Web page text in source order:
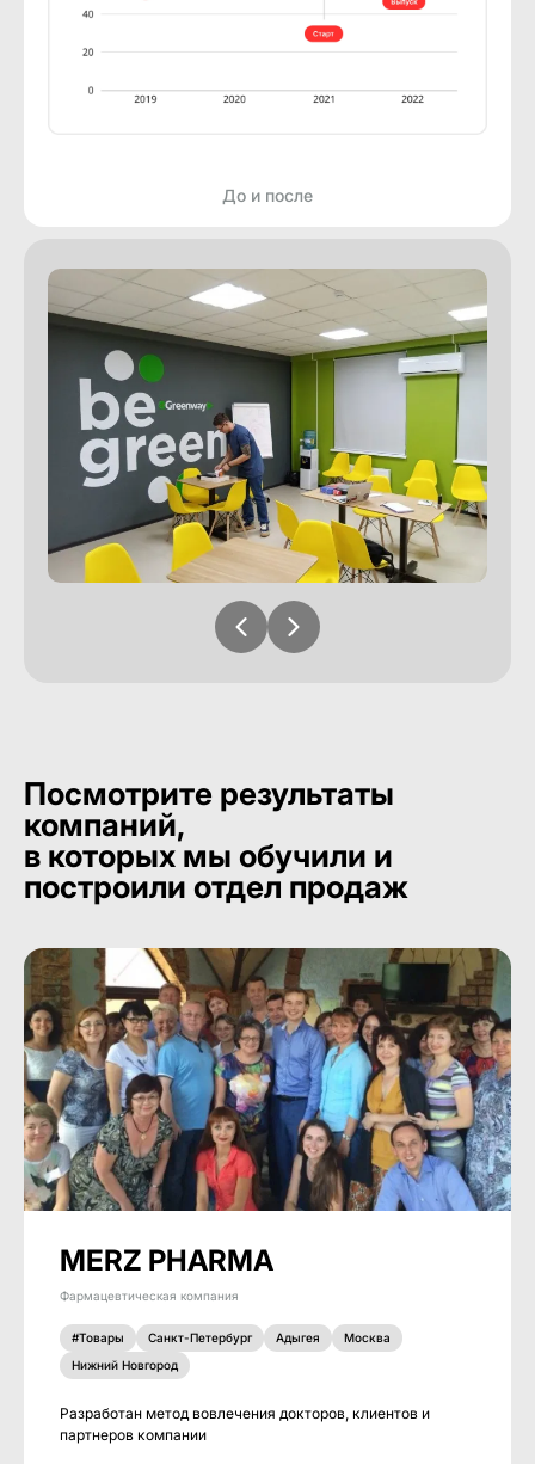
До и после
Посмотрите результаты
компаний,
в которых мы обучили и
построили отдел продаж
MERZ PHARMA
Фармацевтическая компания
#Товары Санкт-Петербург Адыгея
Москва
Нижний Новгород
Разработан метод вовлечения докторов, клиентов и
партнеров компании